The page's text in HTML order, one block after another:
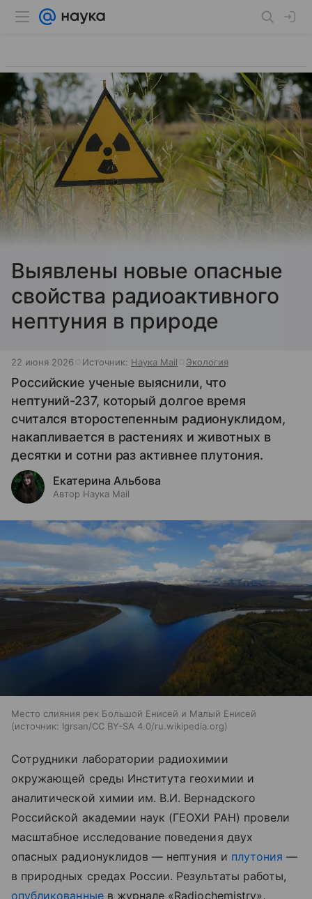
Выявлены новые опасные
свойства радиоактивного
нептуния в природе
22 июня 2026 Источник: Наука Mail Экология
Российские ученые выяснили, что
нептуний-237, который долгое время
считался второстепенным радионуклидом,
накапливается в растениях и животных в
десятки и сотни раз активнее плутония.
Екатерина Альбова
Автор Наука Mail
Место слияния рек Большой Енисей и Малый Енисей
источник: Igrsan/CC BY-SA 4.0/ru.wikipedia.org
Сотрудники лаборатории радиохимии
окружающей среды Института геохимии и
аналитической химии им. В.И. Вернадского
Российской академии наук (ГЕОХИ РАН) провели
масштабное исследование поведения двух
опасных радионуклидов — нептуния и плутония —
в природных средах России. Результаты работы,
опубликованныев журнале «Radiochemistry»,